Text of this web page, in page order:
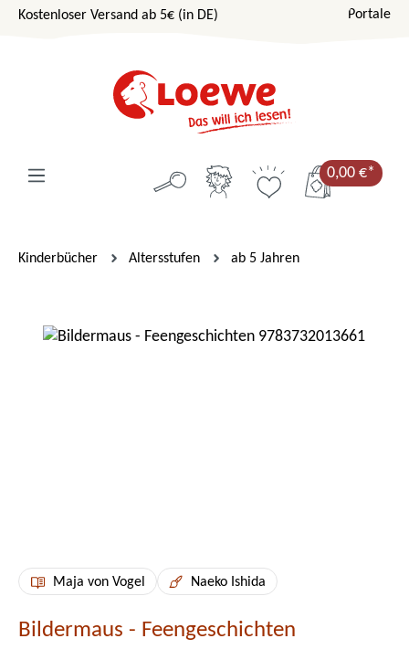
Zum Hauptinhalt springen
Kostenloser Versand ab 5€ (in DE) Portale
0,00 €*
Kinderbücher Altersstufen ab 5 Jahren
Bildergalerie überspringen
Maja von Vogel Naeko Ishida
Bildermaus - Feengeschichten